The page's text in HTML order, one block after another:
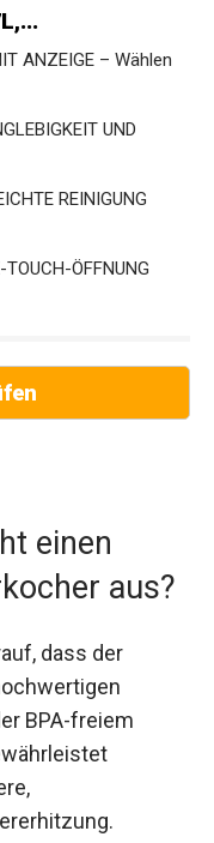
ANZEIGE – Wählen
UND
REINIGUNG
TOUCH-ÖFFNUNG
einen
aus?
dass der
BPA-freiem